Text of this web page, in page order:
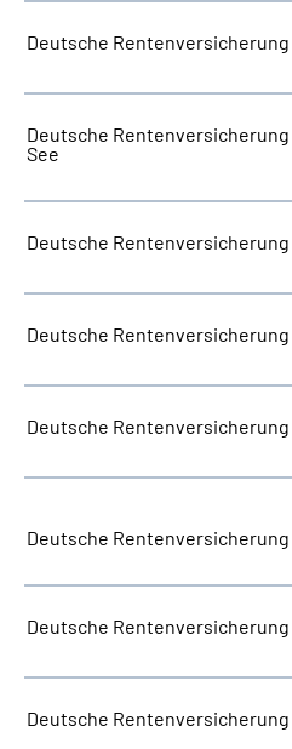
Deutsche Rentenversicherung
Deutsche
See
Deutsche
Deutsche Rentenversicherung
Deutsche
Deutsche
Deutsche Rentenversicherung
Deutsche